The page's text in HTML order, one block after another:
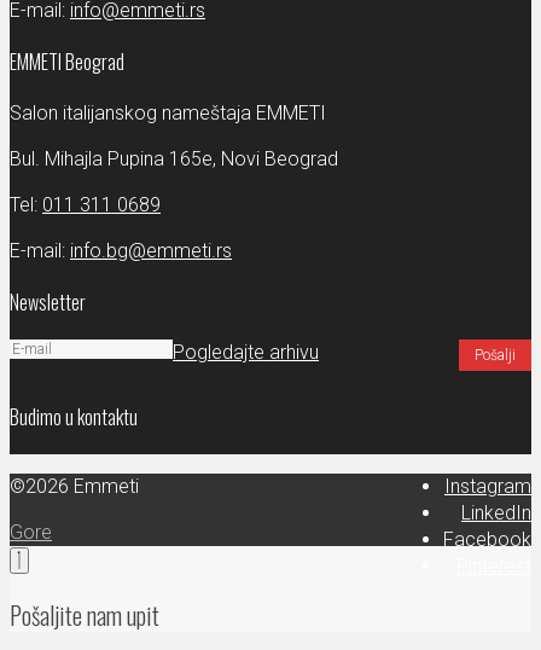
E-mail: info@emmeti.rs
EMMETI Beograd
Salon italijanskog nameštaja EMMETI
Bul. Mihajla Pupina 165e, Novi Beograd
Tel: 011 311 0689
E-mail: info.bg@emmeti.rs
Newsletter
Pogledajte arhivu
Budimo u kontaktu
Instagram
LinkedIn
Facebook
©2026 Emmeti
Gore
Pošaljite nam upit